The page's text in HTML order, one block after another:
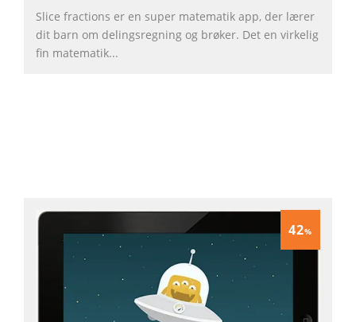
Slice fractions er en super matematik app, der lærer
dit barn om delingsregning og brøker. Det en virkelig
fin matematik...
42%